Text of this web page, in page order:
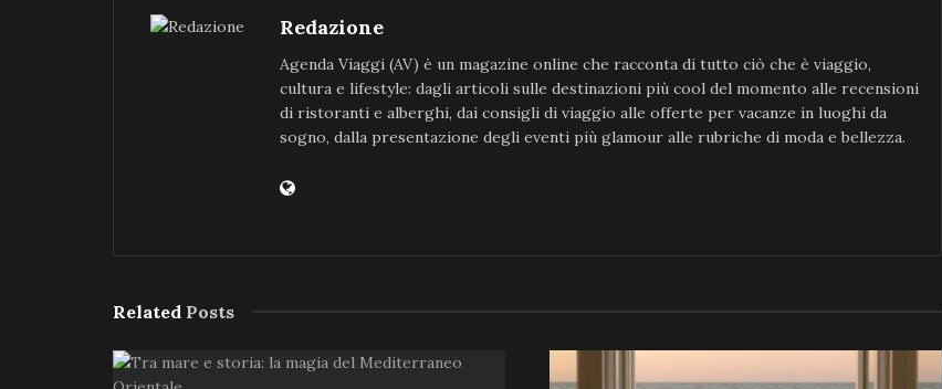
Redazione
Agenda Viaggi (AV) è un magazine online che racconta di tutto ciò che è viaggio,
cultura e lifestyle: dagli articoli sulle destinazioni più cool del momento alle recensioni
di ristoranti e alberghi, dai consigli di viaggio alle offerte per vacanze in luoghi da
sogno, dalla presentazione degli eventi più glamour alle rubriche di moda e bellezza.
Related Posts